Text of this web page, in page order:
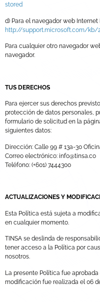
stored
d) Para el navegador web
http://support.microsoft.com/kb/
Para cualquier otro navegador
navegador.
TUS DERECHOS
Para ejercer sus derechos
protección de datos personales,
formulario de solicitud en la
siguientes datos:
Dirección: Calle 99 # 13a-30
Correo electrónico: info@tinsa.co
Teléfono: (+601) 7444300
ACTUALIZACIONES Y
Esta Política está sujeta a
en cualquier momento.
TINSA se deslinda de
tener acceso a la Política por
nosotros.
La presente Política fue
modificación fue realizada el 06